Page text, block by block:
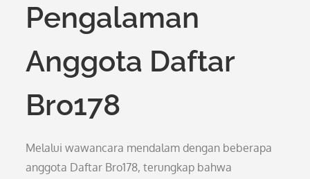
Pengalaman
Anggota Daftar
Bro178
Melalui wawancara mendalam dengan beberapa
anggota Daftar Bro178, terungkap bahwa